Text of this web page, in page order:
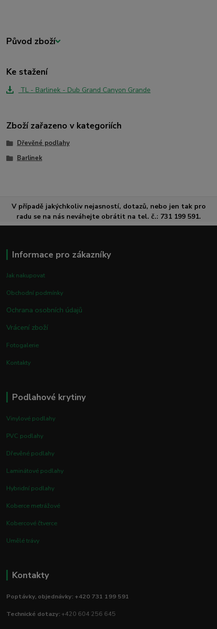
Původ zboží
Ke stažení
TL - Barlinek - Dub Grand Canyon Grande
Zboží zařazeno v kategoriích
Dřevěné podlahy
Barlinek
V případě jakýchkoliv nejasností, dotazů, nebo jen tak pro
radu se na nás neváhejte obrátit na tel. č.: 731 199 591.
Informace pro zákazníky
Jak nakupovat
Obchodní podmínky
Ochrana osobních údajů
Vrácení zboží
Fotogalerie
Kontakty
Podlahové krytiny
Vinylové podlahy
PVC podlahy
Dřevěné podlahy
Laminátové podlahy
Hybridní podlahy
Koberce metrážové
Kobercové čtverce
Umělé trávy
Kontakty
Poptávky, objednávky: +420 731 199 591
Technické dotazy:+420 604 256 645